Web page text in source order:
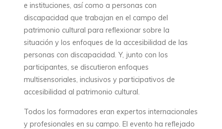
e instituciones, así como a personas con
discapacidad que trabajan en el campo del
patrimonio cultural para reflexionar sobre la
situación y los enfoques de la accesibilidad de las
personas con discapacidad. Y, junto con los
participantes, se discutieron enfoques
multisensoriales, inclusivos y participativos de
accesibilidad al patrimonio cultural.
Todos los formadores eran expertos internacionales
y profesionales en su campo. El evento ha reflejado